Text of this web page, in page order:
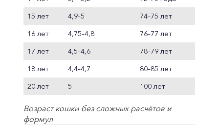
15 лет
4,9–5
74–75 лет
16 лет
4,75–4,8
76–77 лет
17 лет
4,5–4,6
78–79 лет
18 лет
4,4–4,7
80–85 лет
20 лет
5 100 лет
Возраст кошки без сложных расчётов и
формул